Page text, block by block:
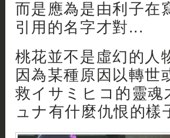
而是應為是由利子在
引用的名字才對...
桃花並不是虛幻的人
因為某種原因以轉世
救イサミヒコ的靈魂
ュナ有什麼仇恨的樣